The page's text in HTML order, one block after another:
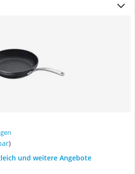
)
und weitere Angebote